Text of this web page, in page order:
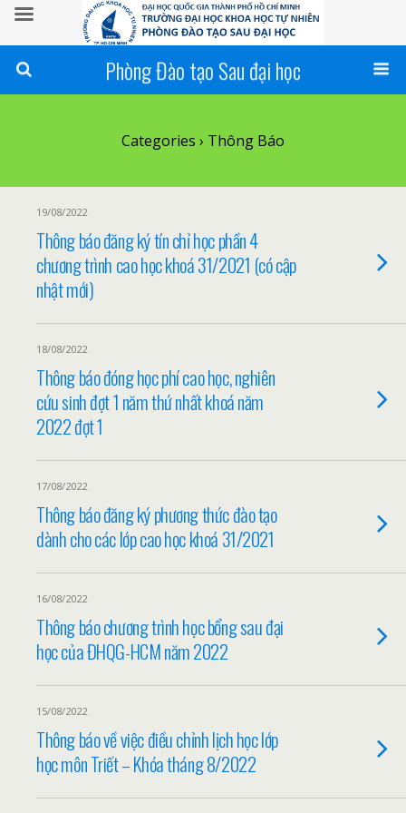
Phòng Đào tạo Sau đại học
Categories › Thông Báo
19/08/2022
Thông báo đăng ký tín chỉ học phần 4
chương trình cao học khoá 31/2021 (có cập
nhật mới)
18/08/2022
Thông báo đóng học phí cao học, nghiên
cứu sinh đợt 1 năm thứ nhất khoá năm
2022 đợt 1
17/08/2022
Thông báo đăng ký phương thức đào tạo
dành cho các lớp cao học khoá 31/2021
16/08/2022
Thông báo chương trình học bổng sau đại
học của ĐHQG-HCM năm 2022
15/08/2022
Thông báo về việc điều chỉnh lịch học lớp
học môn Triết – Khóa tháng 8/2022